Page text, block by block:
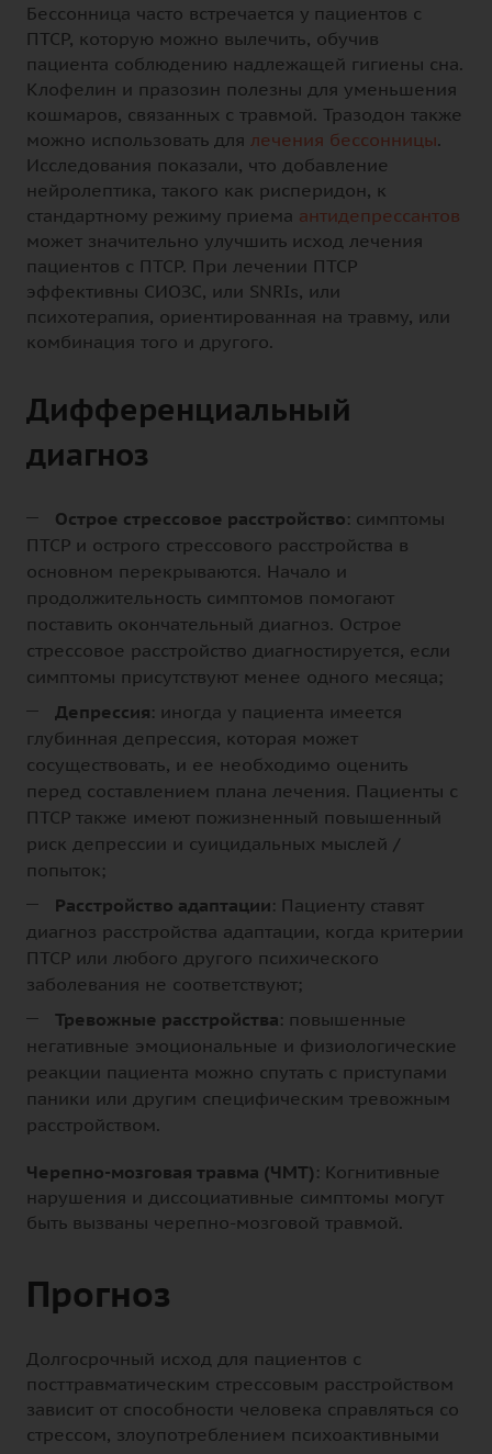
Бессонница часто встречается у пациентов с
ПТСР, которую можно вылечить, обучив
пациента соблюдению надлежащей гигиены сна.
Клофелин и празозин полезны для уменьшения
кошмаров, связанных с травмой. Тразодон также
можно использовать для лечения бессонницы.
Исследования показали, что добавление
нейролептика, такого как рисперидон, к
стандартному режиму приема антидепрессантов
может значительно улучшить исход лечения
пациентов с ПТСР. При лечении ПТСР
эффективны СИОЗС, или SNRIs, или
психотерапия, ориентированная на травму, или
комбинация того и другого.
Дифференциальный
диагноз
Острое стрессовое расстройство: симптомы
ПТСР и острого стрессового расстройства в
основном перекрываются. Начало и
продолжительность симптомов помогают
поставить окончательный диагноз. Острое
стрессовое расстройство диагностируется, если
симптомы присутствуют менее одного месяца;
Депрессия: иногда у пациента имеется
глубинная депрессия, которая может
сосуществовать, и ее необходимо оценить
перед составлением плана лечения. Пациенты с
ПТСР также имеют пожизненный повышенный
риск депрессии и суицидальных мыслей /
попыток;
Расстройство адаптации: Пациенту ставят
диагноз расстройства адаптации, когда критерии
ПТСР или любого другого психического
заболевания не соответствуют;
Тревожные расстройства: повышенные
негативные эмоциональные и физиологические
реакции пациента можно спутать с приступами
паники или другим специфическим тревожным
расстройством.
Черепно-мозговая травма (ЧМТ) : Когнитивные
нарушения и диссоциативные симптомы могут
быть вызваны черепно-мозговой травмой.
Прогноз
Долгосрочный исход для пациентов с
посттравматическим стрессовым расстройством
зависит от способности человека справляться со
стрессом, злоупотреблением психоактивными